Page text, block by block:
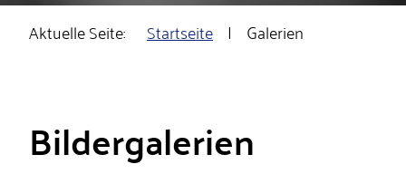
Aktuelle Seite: Startseite Galerien
Bildergalerien